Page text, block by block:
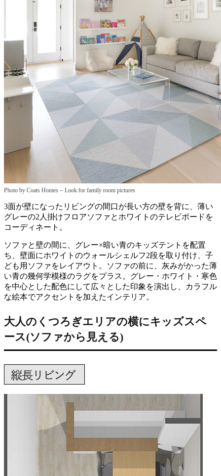
Photo by Coats Homes – Look for family room pictures
3面が壁になったリビングの間口が長い方の壁を背に、薄い
グレーの2人掛けフロアソファとホワイトのテレビボードを
コーディネート。
ソファと壁の間に、グレー×暗い青のキッズテントを配置
ち、壁面にホワイトのウォールシェルフ2段を取り付け、子
ども用ソファをレイアウト。ソファの前に、灰みがかった薄
い青の幾何学模様のラグをプラス。グレー・ホワイト・寒色
を中心とした配色にして広々とした印象を演出し、カラフル
な絵本でアクセントを加えたインテリア。
大人のくつろぎエリアの横にキッズスペ
ース(ソファから見える)